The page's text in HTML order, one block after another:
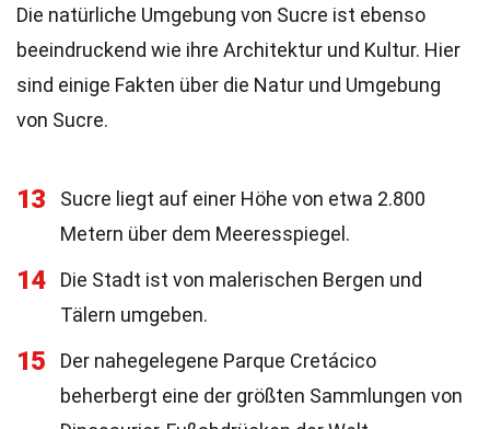
Die natürliche Umgebung von Sucre ist ebenso
beeindruckend wie ihre Architektur und Kultur. Hier
sind einige Fakten über die Natur und Umgebung
von Sucre.
13
Sucre liegt auf einer Höhe von etwa 2.800
Metern über dem Meeresspiegel.
14
Die Stadt ist von malerischen Bergen und
Tälern umgeben.
15
Der nahegelegene Parque Cretácico
beherbergt eine der größten Sammlungen von